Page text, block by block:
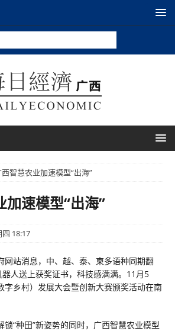
西智慧农业加速模型“出海”
加速模型“出海”
18:17
网站消息，中、越、泰、柬多语种同期翻
器人送上获奖证书，科技感满满。11月5
字乡村）发展大会暨创新大赛颁奖活动在南
“种田”新姿势的同时，广西智慧农业模型